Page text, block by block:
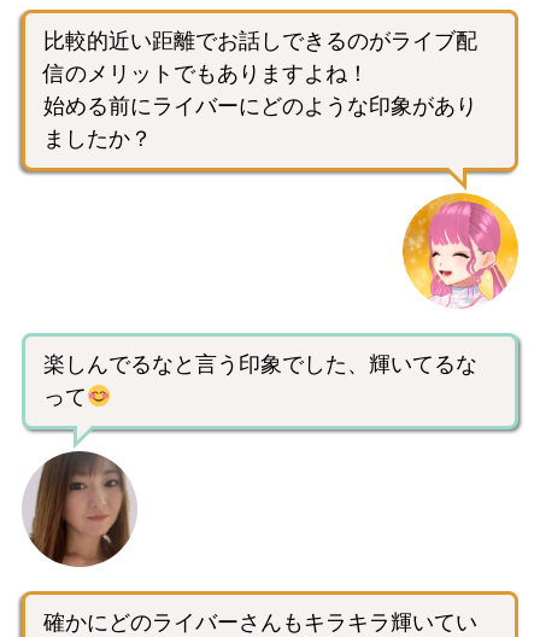
比較的近い距離でお話しできるのがライブ配
信のメリットでもありますよね！
始める前にライバーにどのような印象があり
ましたか？
楽しんでるなと言う印象でした、輝いてるな
って
確かにどのライバーさんもキラキラ輝いてい